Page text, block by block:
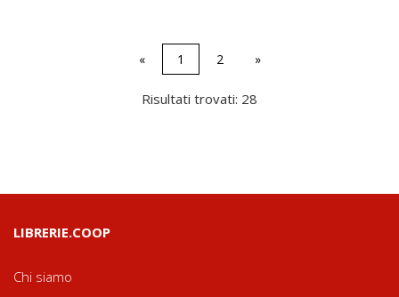
« 1 2 »
Risultati trovati: 28
LIBRERIE.COOP
Chi siamo